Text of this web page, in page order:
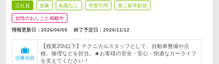
正社員 急募 転勤なし 学歴不問 第二新卒歓迎
女性のおしごと掲載中
情報更新日：2026/06/09 終了予定日： 2026/11/12
仕事内容
【残業20h以下】テクニカルスタッフとして、自動車整備や点
検、修理などを担当。★お客様の安全・安心・快適なカーライフ
を支えてください！